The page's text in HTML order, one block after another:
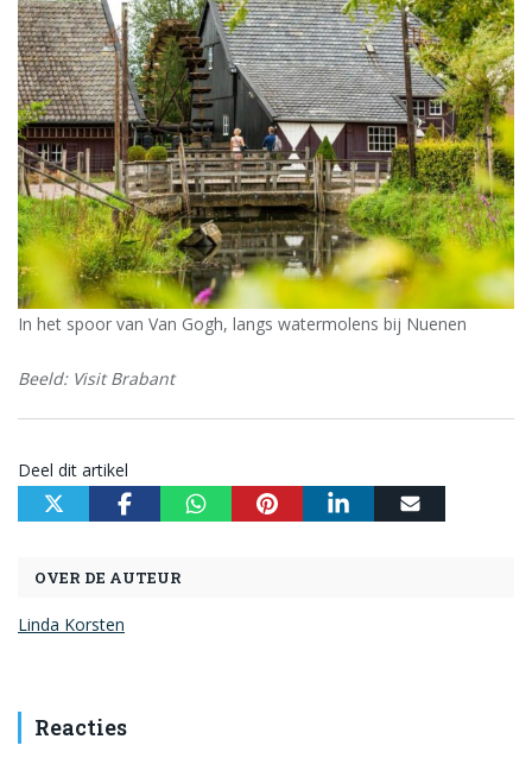
In het spoor van Van Gogh, langs watermolens bij Nuenen
Beeld: Visit Brabant
Deel dit artikel
OVER DE AUTEUR
Linda Korsten
Reacties